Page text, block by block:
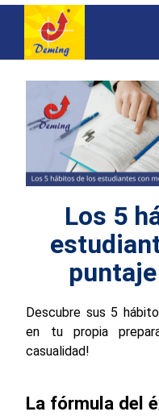
Los 5
Descubre sus 5
en tu propia
casualidad!
La fórmula del